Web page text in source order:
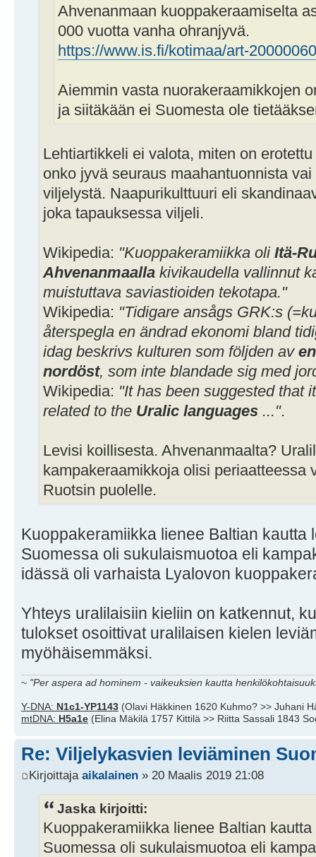
Ahvenanmaan kuoppakeraamiselta
000 vuotta vanha ohranjyvä.
https://www.is.fi/kotimaa/art-
Aiemmin vasta nuorakeraamikkojen
ja siitäkään ei Suomesta ole
Lehtiartikkeli ei valota, miten on
onko jyvä seuraus maahantuonnista
viljelystä. Naapurikulttuuri eli
joka tapauksessa viljeli.
Wikipedia: "Kuoppakeramiikka oli Itä-
Ahvenanmaalla kivikaudella vallinnut
muistuttava saviastioiden tekotapa."
Wikipedia: "Tidigare ansågs GRK:s
återspegla en ändrad ekonomi bland
idag beskrivs kulturen som följden av
nordöst, som inte blandade sig med
Wikipedia: "It has been suggested that
related to the Uralic languages ...".
Levisi koillisesta. Ahvenanmaalta?
kampakeraamikkoja olisi periaatteessa
Ruotsin puolelle.
Kuoppakeramiikka lienee Baltian kautta
Suomessa oli sukulaismuotoa eli
idässä oli varhaista Lyalovon
Yhteys uralilaisiin kieliin on katkennut,
tulokset osoittivat uralilaisen kielen
myöhäisemmäksi.
~ "Per aspera ad hominem - vaikeuksien kautta
Y-DNA: N1c1-YP1143 (Olavi Häkkinen 1620 Kuhmo? >> Juhani
mtDNA: H5a1e (Elina Mäkilä 1757 Kittilä >> Riitta Sassali 1843
Re: Viljelykasvien leviäminen
Kirjoittaja aikalainen » 20 Maalis 2019 21:08
Jaska kirjoitti:
Kuoppakeramiikka lienee Baltian
Suomessa oli sukulaismuotoa eli